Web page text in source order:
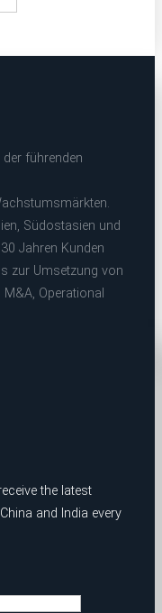
führenden
Südostasien und
Jahren Kunden
zur Umsetzung von
Operational
the latest
and India every